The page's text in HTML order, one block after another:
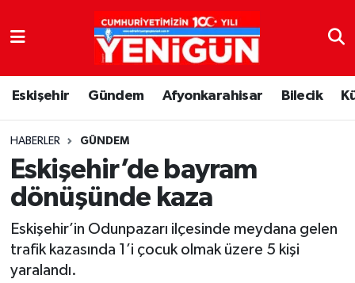
Eskişehir Gündem Afyonkarahisar Bilecik
HABERLER GÜNDEM
Eskişehir’de bayram
dönüşünde kaza
Eskişehir’in Odunpazarı ilçesinde meydana gelen
trafik kazasında 1’i çocuk olmak üzere 5 kişi
yaralandı.
Nöbetçi Eczaneler
Hava Durumu
Trafik Durumu
Süper Lig Puan Durumu ve Fikstür
Tüm Manşetler
Son Dakika Haberleri